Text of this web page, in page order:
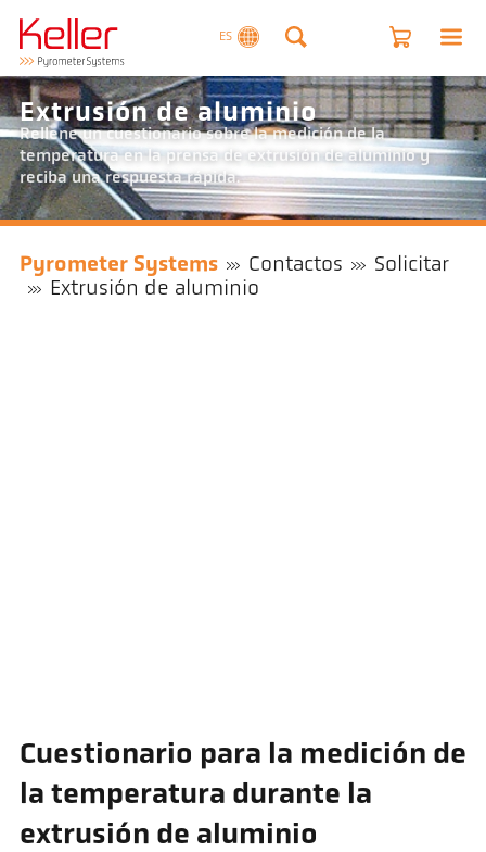
ES
Extrusión de aluminio
Rellene un cuestionario sobre la medición de la
temperatura en la prensa de extrusión de aluminio y
reciba una respuesta rápida.
Pyrometer Systems Contactos
Solicitar
Extrusión de aluminio
Cuestionario para la medición de
la temperatura durante la
extrusión de aluminio